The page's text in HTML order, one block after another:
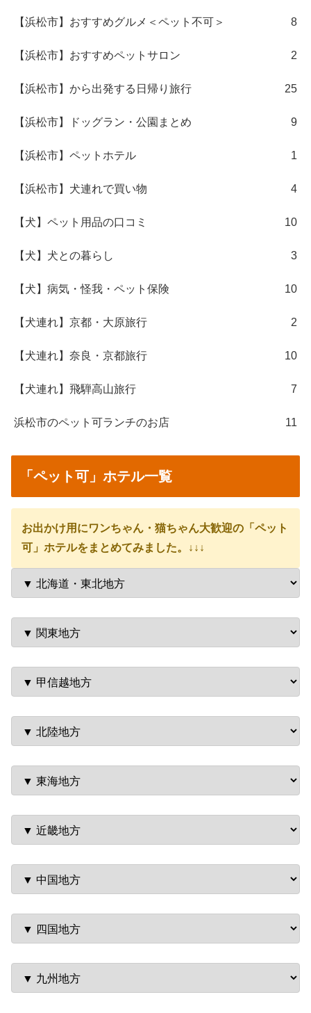
【浜松市】おすすめグルメ＜ペット不可＞ 8
【浜松市】おすすめペットサロン 2
【浜松市】から出発する日帰り旅行 25
【浜松市】ドッグラン・公園まとめ 9
【浜松市】ペットホテル 1
【浜松市】犬連れで買い物 4
【犬】ペット用品の口コミ 10
【犬】犬との暮らし 3
【犬】病気・怪我・ペット保険 10
【犬連れ】京都・大原旅行 2
【犬連れ】奈良・京都旅行 10
【犬連れ】飛騨高山旅行 7
浜松市のペット可ランチのお店 11
「ペット可」ホテル一覧
お出かけ用にワンちゃん・猫ちゃん大歓迎の「ペット
可」ホテルをまとめてみました。↓↓↓